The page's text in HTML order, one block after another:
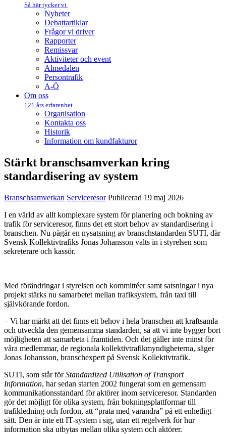
Så här tycker vi
Nyheter
Debattartiklar
Frågor vi driver
Rapporter
Remissvar
Aktiviteter och event
Almedalen
Persontrafik
A-Ö
Om oss
121 års erfarenhet
Organisation
Kontakta oss
Historik
Information om kundfakturor
Stärkt bransch­samverkan kring
standardisering av system
Branschsamverkan Serviceresor Publicerad 19 maj 2026
I en värld av allt komplexare system för planering och bokning av
trafik för serviceresor, finns det ett stort behov av standardisering i
branschen. Nu pågår en nysatsning av branschstandarden SUTI, där
Svensk Kollektivtrafiks Jonas Johansson valts in i styrelsen som
sekreterare och kassör.
Med förändringar i styrelsen och kommittéer samt satsningar i nya
projekt stärks nu samarbetet mellan trafiksystem, från taxi till
självkörande fordon.
– Vi har märkt att det finns ett behov i hela branschen att kraftsamla
och utveckla den gemensamma standarden, så att vi inte bygger bort
möjligheten att samarbeta i framtiden. Och det gäller inte minst för
våra medlemmar, de regionala kollektivtrafikmyndigheterna, säger
Jonas Johansson, branschexpert på Svensk Kollektivtrafik.
SUTI, som står förStandardized Utilisation of Transport
Information, har sedan starten 2002 fungerat som en gemensam
kommunikationsstandard för aktörer inom serviceresor. Standarden
gör det möjligt för olika system, från bokningsplattformar till
trafikledning och fordon, att “prata med varandra” på ett enhetligt
sätt. Den är inte ett IT-system i sig, utan ett regelverk för hur
information ska utbytas mellan olika system och aktörer.